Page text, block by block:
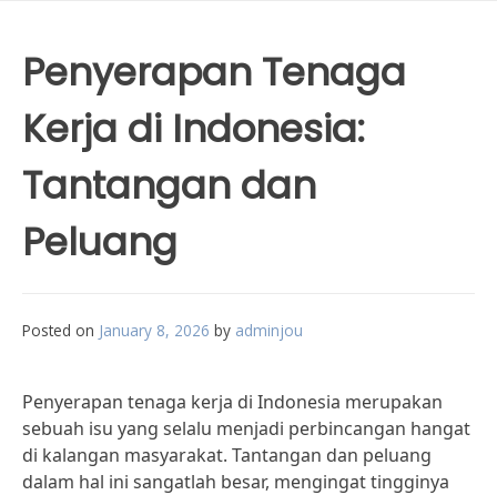
Penyerapan Tenaga
Kerja di Indonesia:
Tantangan dan
Peluang
Posted on January 8, 2026 by adminjou
Penyerapan tenaga kerja di Indonesia merupakan
sebuah isu yang selalu menjadi perbincangan hangat
di kalangan masyarakat. Tantangan dan peluang
dalam hal ini sangatlah besar, mengingat tingginya